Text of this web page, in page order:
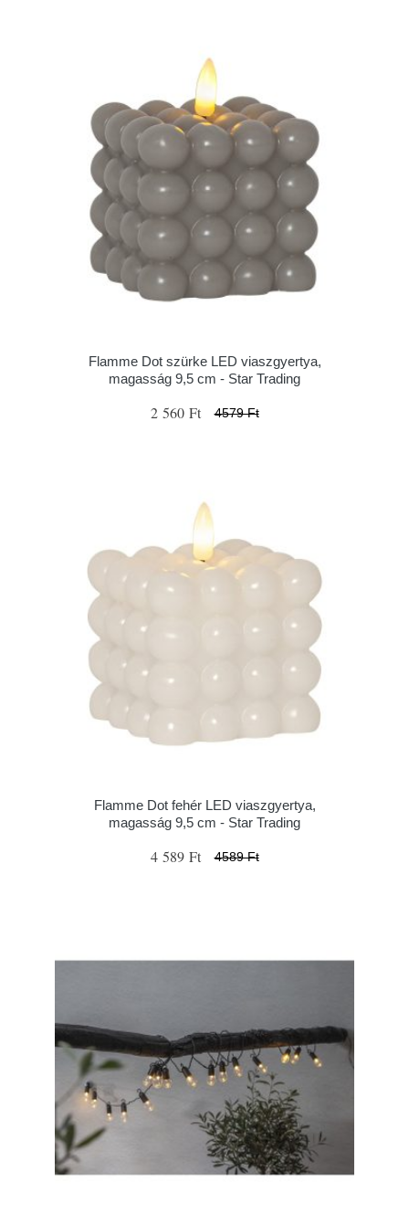
Flamme Dot szürke LED viaszgyertya,
magasság 9,5 cm - Star Trading
2 560 Ft 4579 Ft
Flamme Dot fehér LED viaszgyertya,
magasság 9,5 cm - Star Trading
4 589 Ft 4589 Ft